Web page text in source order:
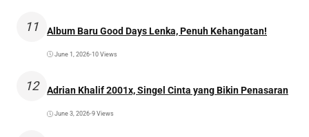
11 Album Baru Good Days Lenka, Penuh Kehangatan!
June 1, 2026•10 Views
12 Adrian Khalif 2001x, Singel Cinta yang Bikin Penasaran
June 3, 2026•9 Views